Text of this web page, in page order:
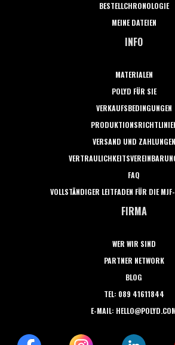
BESTELLCHRONOLOGIE
MEINE DATEIEN
INFO
MATERIALEN
POLYD FÜR SIE
VERKAUFSBEDINGUNGEN
VERSAND UND ZAHLUNGEN
FAQ
VOLLSTÄNDIGER LEITFADEN FÜR DIE
FIRMA
WER WIR SIND
PARTNER NETWORK
BLOG
TEL: 089 41611844
E-MAIL: